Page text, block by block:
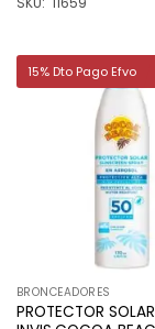
BRONCEADORES
PROTECTOR
15% Dto Pago Efvo